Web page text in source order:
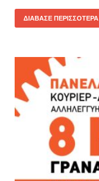
ΔΙΆΒΑΣΕ ΠΕΡΙΣΣΌΤΕΡΑ